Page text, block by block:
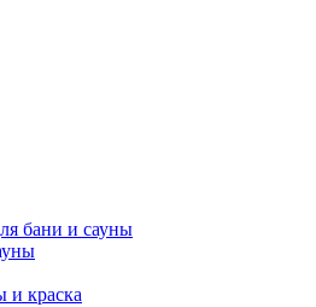
бани и сауны
и краска